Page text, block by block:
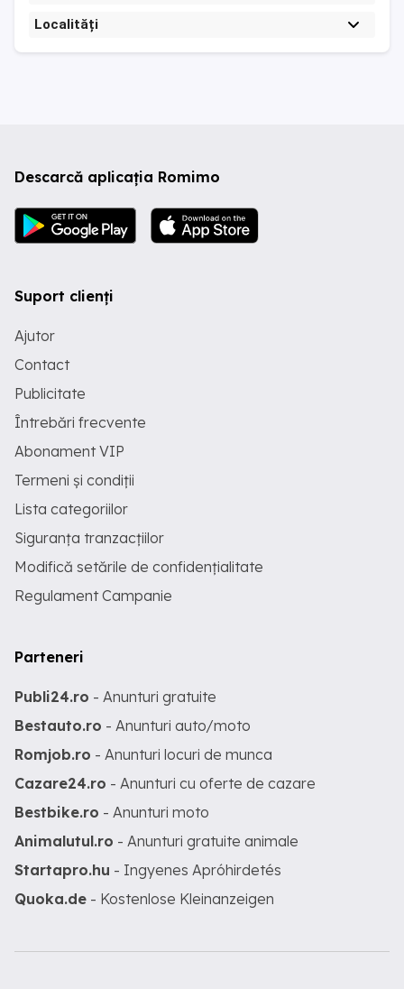
Localități
Descarcă aplicația Romimo
Suport clienți
Ajutor
Contact
Publicitate
Întrebări frecvente
Abonament VIP
Termeni și condiții
Lista categoriilor
Siguranța tranzacțiilor
Modifică setările de confidențialitate
Regulament Campanie
Parteneri
Publi24.ro - Anunturi gratuite
Bestauto.ro - Anunturi auto/moto
Romjob.ro - Anunturi locuri de munca
Cazare24.ro - Anunturi cu oferte de cazare
Bestbike.ro - Anunturi moto
Animalutul.ro - Anunturi gratuite animale
Startapro.hu - Ingyenes Apróhirdetés
Quoka.de - Kostenlose Kleinanzeigen